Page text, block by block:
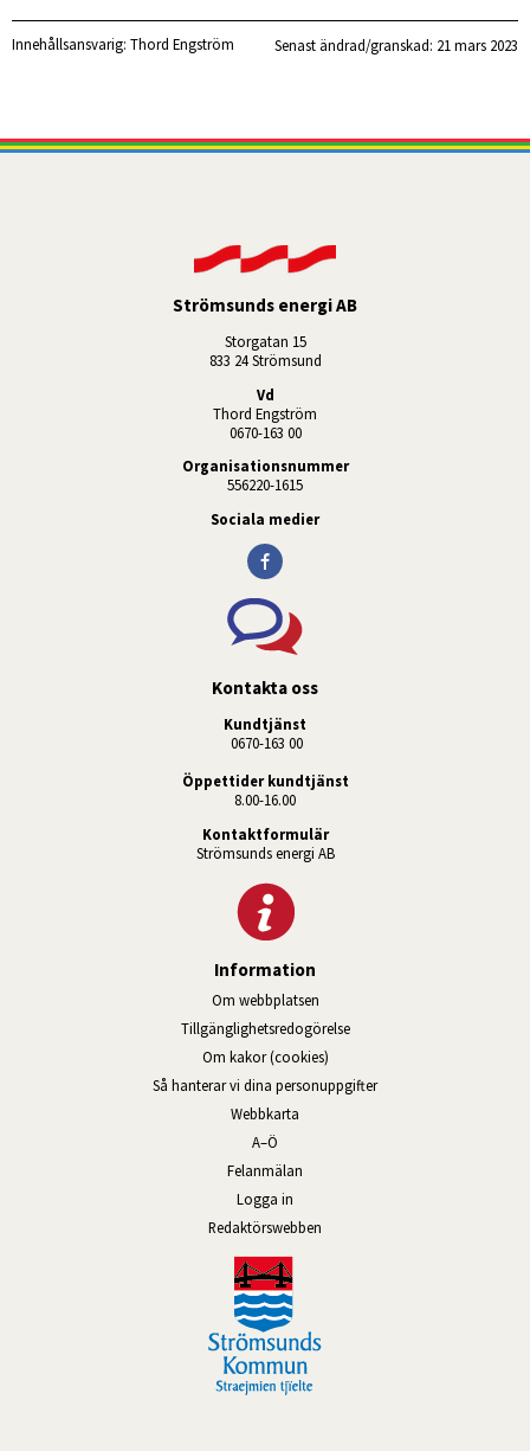
Innehållsansvarig: Thord Engström Senast ändrad/granskad: 21 mars 2023
Strömsunds energi AB
Storgatan 15
833 24 Strömsund
Vd
Thord Engström
0670-163 00
Organisationsnummer
556220-1615
Sociala medier
Kontakta oss
Kundtjänst
0670-163 00
Öppettider kundtjänst
8.00-16.00
Kontaktformulär
Strömsunds energi AB
Information
Om webbplatsen
Tillgänglighetsredogörelse
Om kakor (cookies)
Så hanterar vi dina personuppgifter
Webbkarta
A–Ö
Felanmälan
Logga in
Redaktörswebben